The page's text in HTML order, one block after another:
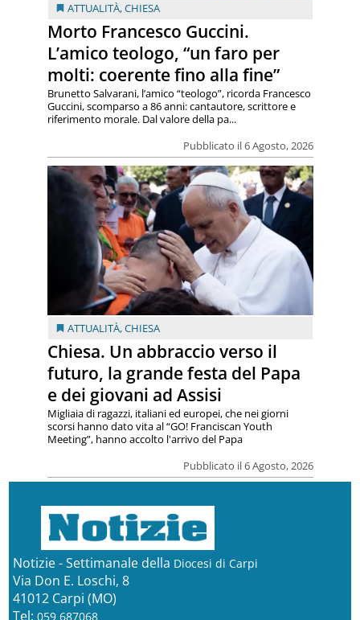
ATTUALITÀ,CHIESA
Morto Francesco Guccini.
L’amico teologo, “un faro per
molti: coerente fino alla fine”
Pubblicato il 6 Agosto, 2026
Brunetto Salvarani, l’amico “teologo”, ricorda Francesco
Guccini, scomparso a 86 anni: cantautore, scrittore e
riferimento morale. Dal valore della pa...
ATTUALITÀ,CHIESA
Chiesa. Un abbraccio verso il
futuro, la grande festa del Papa
e dei giovani ad Assisi
Pubblicato il 6 Agosto, 2026
Migliaia di ragazzi, italiani ed europei, che nei giorni
scorsi hanno dato vita al “GO! Franciscan Youth
Meeting”, hanno accolto l'arrivo del Papa
Notizie - Settimanale della Diocesi di Carpi
Via Don E. Loschi, 8
41012 Carpi (MO)
Tel: 059 687068